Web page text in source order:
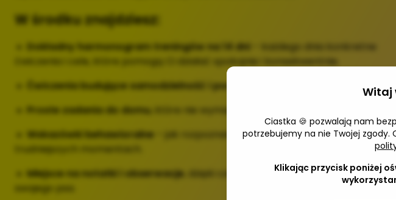
W środku znajdziesz:
Dokładny harmonogram treningów na 14 dni – każdego dnia konkretne
ćwiczenia i cele, które pomogą Ci działać spokojnie i konsekwentnie.
Ćwiczenia budujące samodzielność i poczucie bezpieczeństwa psa.
Proste zadania do domu, które nie wymagają specjalistycznego sprzętu.
Wskazówki behawioralne – jak rozpoznawać stres i wspierać psa w
trudniejszych momentach.
Miejsce na notatki i obserwacje , dzięki czemu możesz śledzić postępy
swojego psa.
Witaj
Ciastka 🍪 pozwalają nam
potrzebujemy na nie Twojej zgody.
Klikając przycisk poniżej